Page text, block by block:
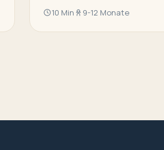
10 Min 9-12 Monate